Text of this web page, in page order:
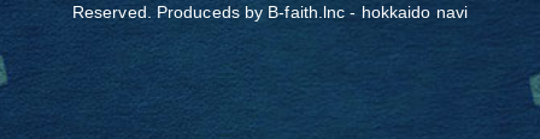
Reserved. Produceds by B-faith.lnc - hokkaido navi